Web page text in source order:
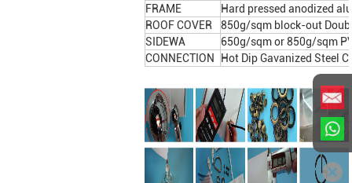
FRAME
Hard pressed anodized
ROOF COVER
850g/sqm block-out
SIDEWA
650g/sqm or 850g/sqm
CONNECTION
Hot Dip Gavanized Steel